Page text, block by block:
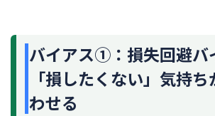
バイアス①：損失回避
「損したくない」気持
わせる